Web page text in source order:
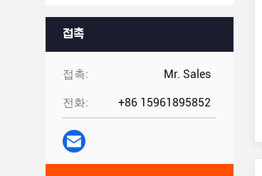
접촉
접촉: Mr. Sales
전화: +86 15961895852